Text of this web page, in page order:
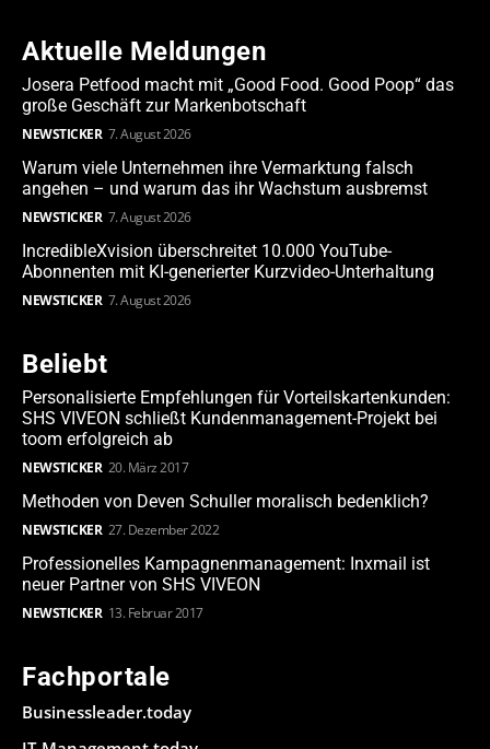
Aktuelle Meldungen
Josera Petfood macht mit „Good Food. Good Poop“ das
große Geschäft zur Markenbotschaft
NEWSTICKER 7. August 2026
Warum viele Unternehmen ihre Vermarktung falsch
angehen – und warum das ihr Wachstum ausbremst
NEWSTICKER 7. August 2026
IncredibleXvision überschreitet 10.000 YouTube-
Abonnenten mit KI-generierter Kurzvideo-Unterhaltung
NEWSTICKER 7. August 2026
Beliebt
Personalisierte Empfehlungen für Vorteilskartenkunden:
SHS VIVEON schließt Kundenmanagement-Projekt bei
toom erfolgreich ab
NEWSTICKER 20. März 2017
Methoden von Deven Schuller moralisch bedenklich?
NEWSTICKER 27. Dezember 2022
Professionelles Kampagnenmanagement: Inxmail ist
neuer Partner von SHS VIVEON
NEWSTICKER 13. Februar 2017
Fachportale
Businessleader.today